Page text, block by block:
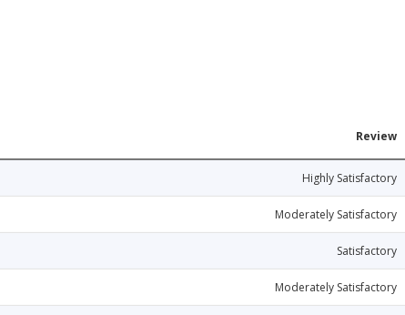
Review
Highly Satisfactory
Moderately Satisfactory
Satisfactory
Moderately Satisfactory